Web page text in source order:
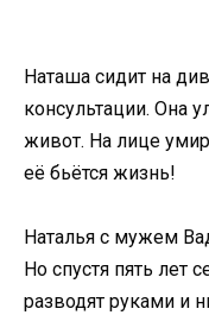
Наташа сидит на
консультации. Она
живот. На лице
её бьётся жизнь!
Наталья с мужем
Но спустя пять лет
разводят руками и